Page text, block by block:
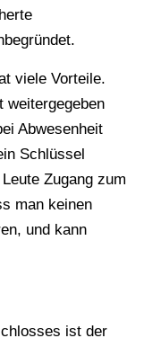
viele Vorteile.
weitergegeben
Abwesenheit
Schlüssel
Zugang zum
man keinen
und kann
ist der